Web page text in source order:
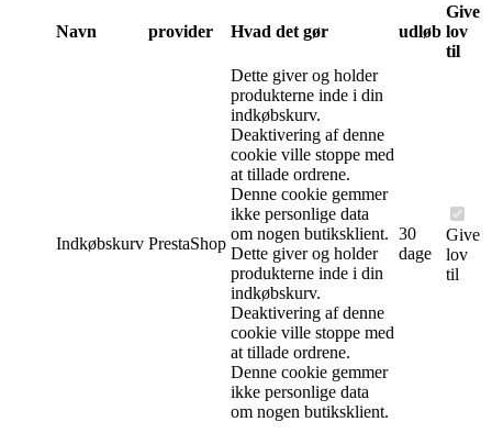
Navn provider Hvad det gør udløb
Give
lov
til
Indkøbskurv PrestaShop
Dette giver og holder
produkterne inde i din
indkøbskurv.
Deaktivering af denne
cookie ville stoppe med
at tillade ordrene.
Denne cookie gemmer
ikke personlige data
om nogen butiksklient.
Dette giver og holder
produkterne inde i din
indkøbskurv.
Deaktivering af denne
cookie ville stoppe med
at tillade ordrene.
Denne cookie gemmer
ikke personlige data
om nogen butiksklient.
30
dage
Give
lov
til